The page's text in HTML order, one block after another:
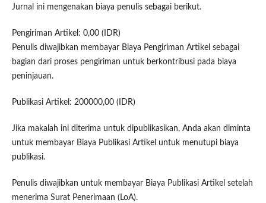
Jurnal ini mengenakan biaya penulis sebagai berikut.
Pengiriman Artikel: 0,00 (IDR)
Penulis diwajibkan membayar Biaya Pengiriman Artikel sebagai
bagian dari proses pengiriman untuk berkontribusi pada biaya
peninjauan.
Publikasi Artikel: 200000,00 (IDR)
Jika makalah ini diterima untuk dipublikasikan, Anda akan diminta
untuk membayar Biaya Publikasi Artikel untuk menutupi biaya
publikasi.
Penulis diwajibkan untuk membayar Biaya Publikasi Artikel setelah
menerima Surat Penerimaan (LoA).